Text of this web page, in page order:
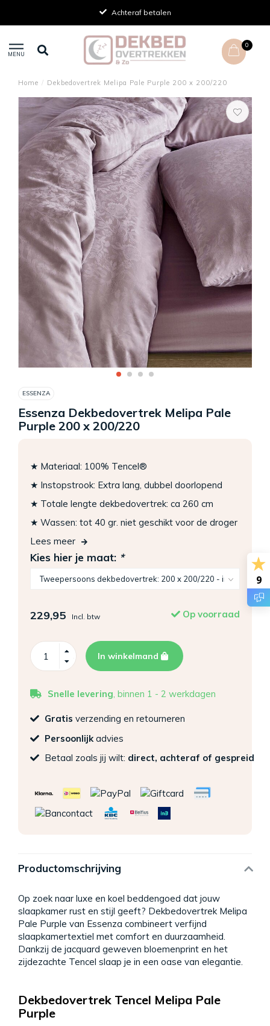
Achteraf betalen
MENU
0
Home / Dekbedovertrek Melipa Pale Purple 200 x 200/220
ESSENZA
Essenza Dekbedovertrek Melipa Pale
Purple 200 x 200/220
★ Materiaal: 100% Tencel®
★ Instopstrook: Extra lang, dubbel doorlopend
★ Totale lengte dekbedovertrek: ca 260 cm
★ Wassen: tot 40 gr. niet geschikt voor de droger
Lees meer
Kies hier je maat: *
229,95 Incl. btw Op voorraad
In winkelmand
Snelle levering, binnen 1 - 2 werkdagen
Gratis verzending en retourneren
Persoonlijk advies
Betaal zoals jij wilt: direct, achteraf of gespreid
Productomschrijving
Op zoek naar luxe en koel beddengoed dat jouw
slaapkamer rust en stijl geeft? Dekbedovertrek Melipa
Pale Purple van Essenza combineert verfijnd
slaapkamertextiel met comfort en duurzaamheid.
Dankzij de jacquard geweven bloemenprint en het
zijdezachte Tencel slaap je in een oase van elegantie.
Dekbedovertrek Tencel Melipa Pale
Purple
9